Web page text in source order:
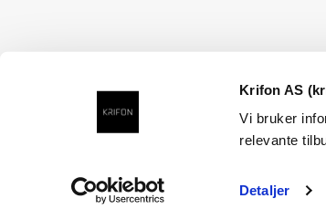
Krifon AS
Vi bruker
relevante
Detaljer